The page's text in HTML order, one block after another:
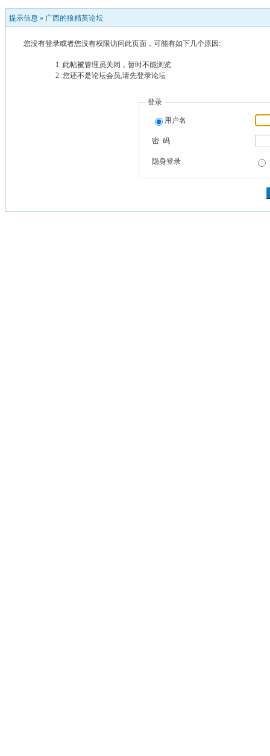
提示信息 » 广西的狼精英论坛
您没有登录或者您没有权限访问此页面，可能有如下几个原因:
此帖被管理员关闭，暂时不能浏览
您还不是论坛会员,请先登录论坛
登录
用户名
密 码
隐身登录